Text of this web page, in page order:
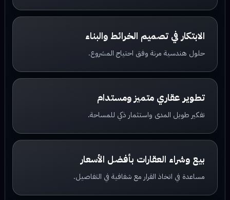
الابتكار في تصميم الخرائط والبناء
حلول هندسية مرنة وفق احتياج المشروع.
تطوير عقاري متميز ومستدام
تفكير طويل المدى واستثمار ذكي للمساحة.
بيع وشراء العقارات بأفضل الأسعار
مساعدة في اتخاذ القرار مع شفافية في التفاصيل.